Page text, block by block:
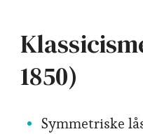
1850)
Symmetriske